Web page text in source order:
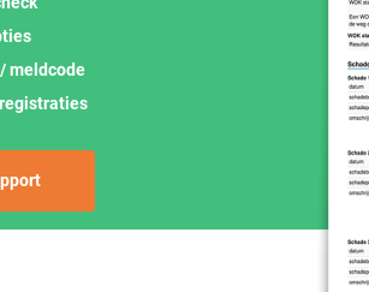
meldcode